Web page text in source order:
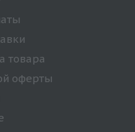
товара
оферты